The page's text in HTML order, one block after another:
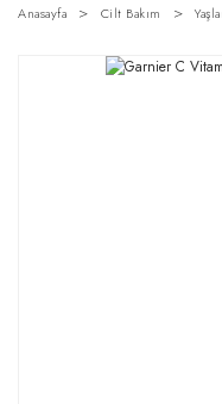
Anasayfa Cilt Bakım